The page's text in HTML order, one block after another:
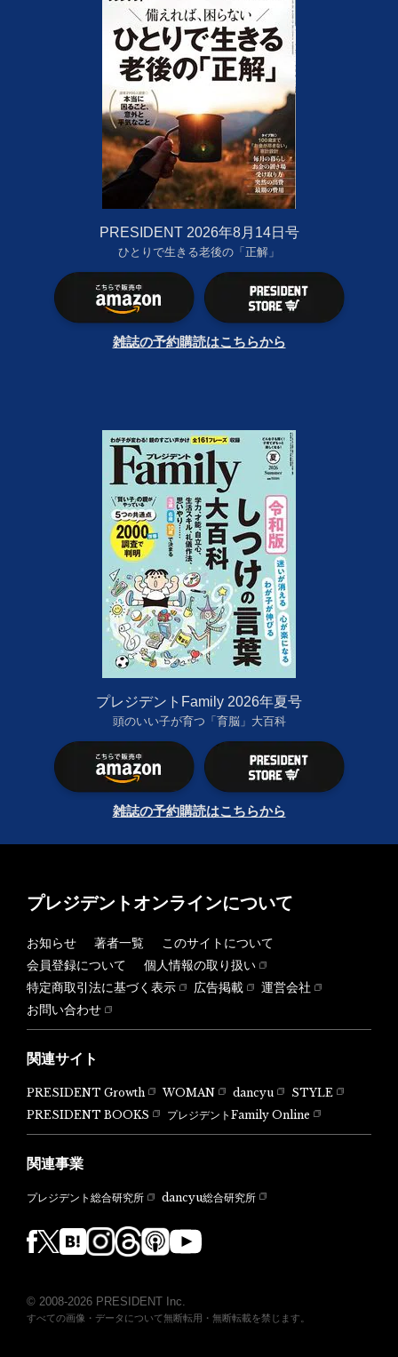
PRESIDENT 2026年8月14日号
ひとりで生きる老後の「正解」
雑誌の予約購読はこちらから
プレジデントFamily 2026年夏号
頭のいい子が育つ「育脳」大百科
雑誌の予約購読はこちらから
プレジデントオンラインについて
お知らせ 著者一覧
このサイトについて
会員登録について
個人情報の取り扱い
特定商取引法に基づく表示
広告掲載
運営会社
お問い合わせ
関連サイト
PRESIDENT Growth WOMAN dancyu
STYLE
PRESIDENT BOOKS
プレジデントFamily Online
関連事業
プレジデント総合研究所 dancyu総合研究所
© 2008-2026 PRESIDENT Inc.
すべての画像・データについて無断転用・無断転載を禁じます。